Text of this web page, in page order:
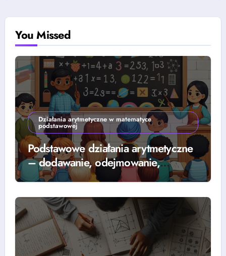
You Missed
Działania arytmetyczne w matematyce
podstawowej
Podstawowe działania arytmetyczne
– dodawanie, odejmowanie,
mnożenie i dzielenie